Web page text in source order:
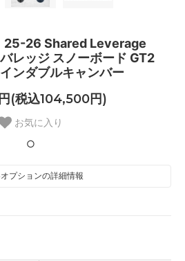
25-26 Shared Leverage
レッジ スノーボード GT2
ンダブルキャンバー
(税込104,500円)
お気に入り
○
プションの詳細情報